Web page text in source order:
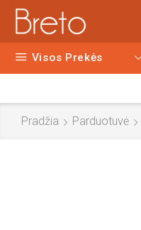
Visos Prekės
Pradžia Parduotuvė